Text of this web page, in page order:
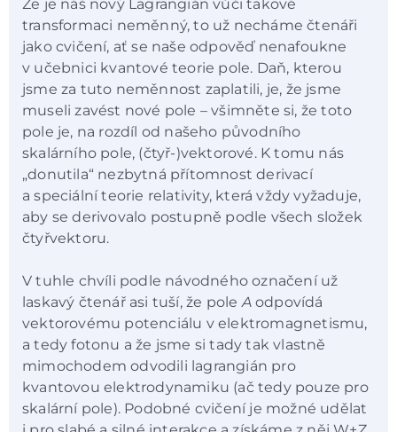
Že je náš nový Lagrangián vůči takové
transformaci neměnný, to už necháme čtenáři
jako cvičení, ať se naše odpověď nenafoukne
v učebnici kvantové teorie pole. Daň, kterou
jsme za tuto neměnnost zaplatili, je, že jsme
museli zavést nové pole – všimněte si, že toto
pole je, na rozdíl od našeho původního
skalárního pole, (čtyř-)vektorové. K tomu nás
„donutila“ nezbytná přítomnost derivací
a speciální teorie relativity, která vždy vyžaduje,
aby se derivovalo postupně podle všech složek
čtyřvektoru.
V tuhle chvíli podle návodného označení už
laskavý čtenář asi tuší, že poleAodpovídá
vektorovému potenciálu v elektromagnetismu,
a tedy fotonu a že jsme si tady tak vlastně
mimochodem odvodili lagrangián pro
kvantovou elektrodynamiku (ač tedy pouze pro
skalární pole). Podobné cvičení je možné udělat